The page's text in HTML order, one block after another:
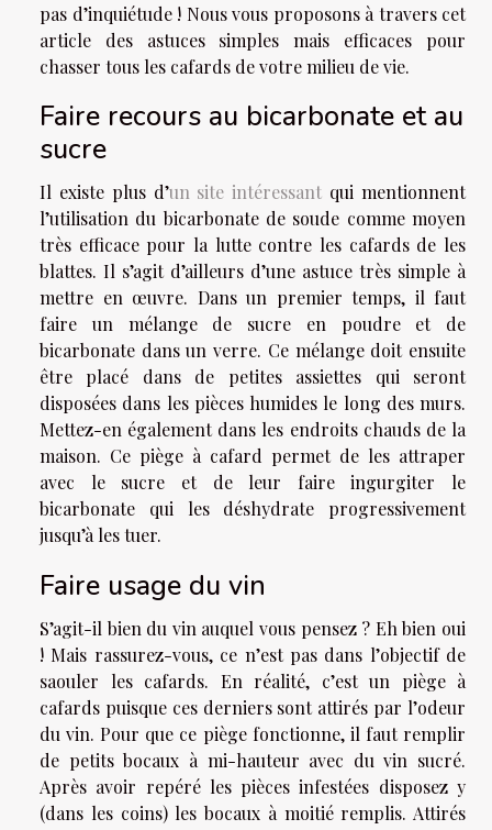
pas d’inquiétude ! Nous vous proposons à travers cet
article des astuces simples mais efficaces pour
chasser tous les cafards de votre milieu de vie.
Faire recours au bicarbonate et au
sucre
Il existe plus d’un site intéressant qui mentionnent
l’utilisation du bicarbonate de soude comme moyen
très efficace pour la lutte contre les cafards de les
blattes. Il s’agit d’ailleurs d’une astuce très simple à
mettre en œuvre. Dans un premier temps, il faut
faire un mélange de sucre en poudre et de
bicarbonate dans un verre. Ce mélange doit ensuite
être placé dans de petites assiettes qui seront
disposées dans les pièces humides le long des murs.
Mettez-en également dans les endroits chauds de la
maison. Ce piège à cafard permet de les attraper
avec le sucre et de leur faire ingurgiter le
bicarbonate qui les déshydrate progressivement
jusqu’à les tuer.
Faire usage du vin
S’agit-il bien du vin auquel vous pensez ? Eh bien oui
! Mais rassurez-vous, ce n’est pas dans l’objectif de
saouler les cafards. En réalité, c’est un piège à
cafards puisque ces derniers sont attirés par l’odeur
du vin. Pour que ce piège fonctionne, il faut remplir
de petits bocaux à mi-hauteur avec du vin sucré.
Après avoir repéré les pièces infestées disposez y
(dans les coins) les bocaux à moitié remplis. Attirés